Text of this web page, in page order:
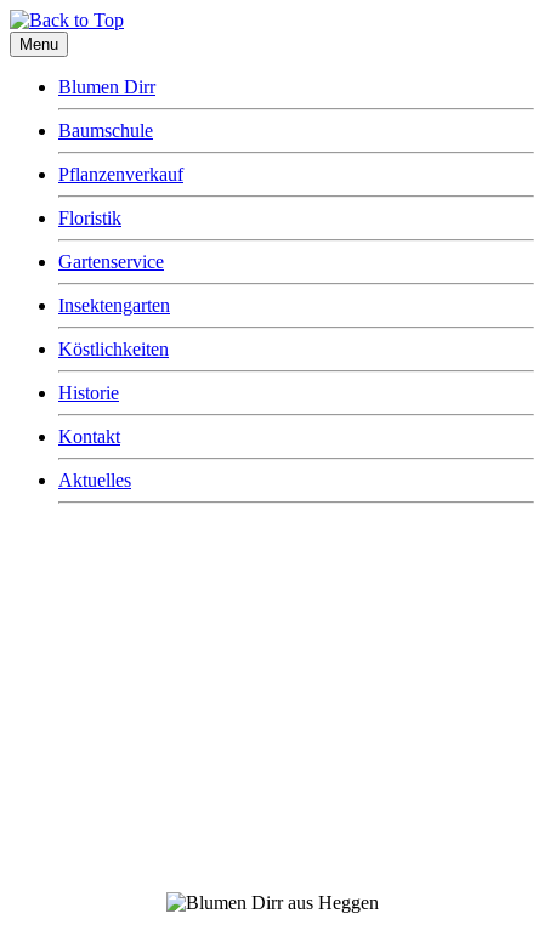
Menu
Blumen Dirr
Baumschule
Pflanzenverkauf
Floristik
Gartenservice
Insektengarten
Köstlichkeiten
Historie
Kontakt
Aktuelles